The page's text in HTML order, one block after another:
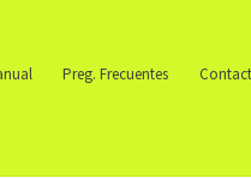
Preg. Frecuentes